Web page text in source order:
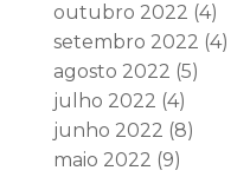
outubro 2022 (4)
setembro 2022 (4)
agosto 2022 (5)
julho 2022 (4)
junho 2022 (8)
maio 2022 (9)